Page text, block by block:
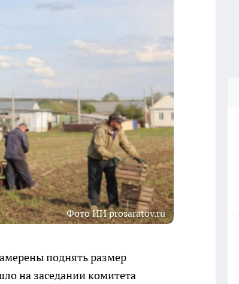
Фото ИИ prosaratov.ru
поднять размер
на заседании комитета